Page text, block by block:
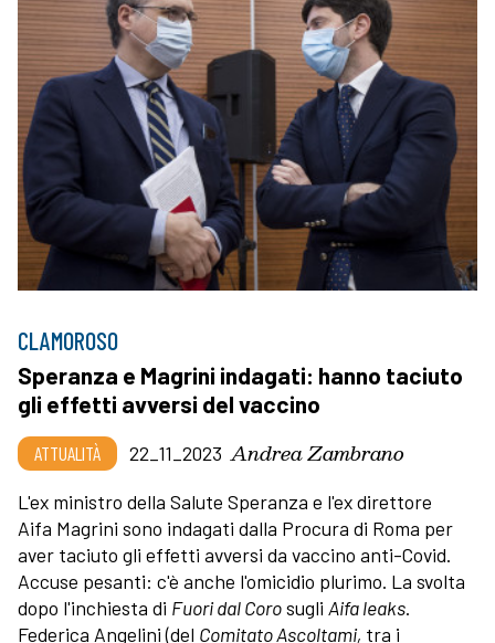
CLAMOROSO
Speranza e Magrini indagati: hanno taciuto
gli effetti avversi del vaccino
ATTUALITÀ 22_11_2023 Andrea Zambrano
L'ex ministro della Salute Speranza e l'ex direttore
Aifa Magrini sono indagati dalla Procura di Roma per
aver taciuto gli effetti avversi da vaccino anti-Covid.
Accuse pesanti: c'è anche l'omicidio plurimo. La svolta
dopo l'inchiesta di Fuori dal Corosugli Aifa leaks.
Federica Angelini (del Comitato Ascoltami, tra i